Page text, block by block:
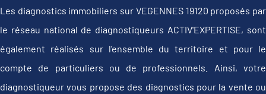
Les diagnostics immobiliers sur VEGENNES 19120 proposés par
le réseau national de diagnostiqueurs ACTIV'EXPERTISE, sont
également réalisés sur l'ensemble du territoire et pour le
compte de particuliers ou de professionnels. Ainsi, votre
diagnostiqueur vous propose des diagnostics pour la vente ou